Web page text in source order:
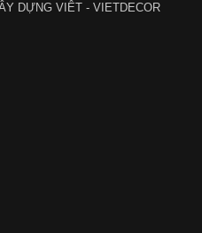
DỰNG VIÊT - VIETDECOR